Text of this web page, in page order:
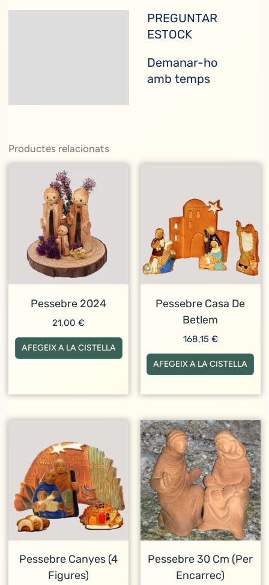
PREGUNTAR
ESTOCK
Demanar-ho
amb temps
Productes relacionats
Pessebre 2024
21,00€
AFEGEIX A LA CISTELLA
Pessebre Casa De
Betlem
168,15 €
AFEGEIX A LA CISTELLA
Pessebre Canyes (4
Figures)
Pessebre 30 Cm (Per
Encarrec)